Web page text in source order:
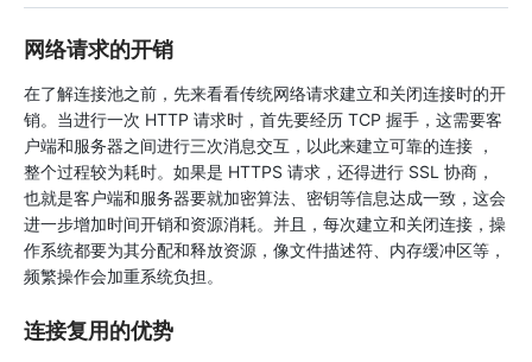
网络请求的开销
在了解连接池之前，先来看看传统网络请求建立和关闭连接时的开
销。当进行一次 HTTP 请求时，首先要经历 TCP 握手，这需要客
户端和服务器之间进行三次消息交互，以此来建立可靠的连接 ，
整个过程较为耗时。如果是 HTTPS 请求，还得进行 SSL 协商，
也就是客户端和服务器要就加密算法、密钥等信息达成一致，这会
进一步增加时间开销和资源消耗。并且，每次建立和关闭连接，操
作系统都要为其分配和释放资源，像文件描述符、内存缓冲区等，
频繁操作会加重系统负担。
连接复用的优势